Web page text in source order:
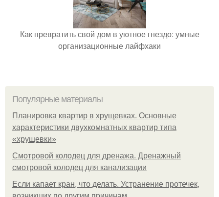
Как превратить свой дом в уютное гнездо: умные
организационные лайфхаки
Популярные материалы
Планировка квартир в хрущевках. Основные
характеристики двухкомнатных квартир типа
«хрущевки»
Смотровой колодец для дренажа. Дренажный
смотровой колодец для канализации
Если капает кран, что делать. Устранение протечек,